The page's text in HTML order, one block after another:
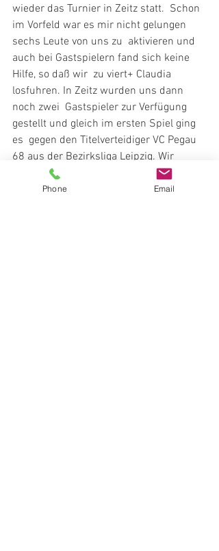
wieder das Turnier in Zeitz statt.  Schon
im Vorfeld war es mir nicht gelungen
sechs Leute von uns zu  aktivieren und
auch bei Gastspielern fand sich keine
Hilfe, so daß wir  zu viert+ Claudia
losfuhren. In Zeitz wurden uns dann
noch zwei  Gastspieler zur Verfügung
gestellt und gleich im ersten Spiel ging
es  gegen den Titelverteidiger VC Pegau
68 aus der Bezirksliga Leipzig. Wir
waren stark mit der Abstimmung
beschäftigt und verloren in 2 Sätzen. Im
Phone Email